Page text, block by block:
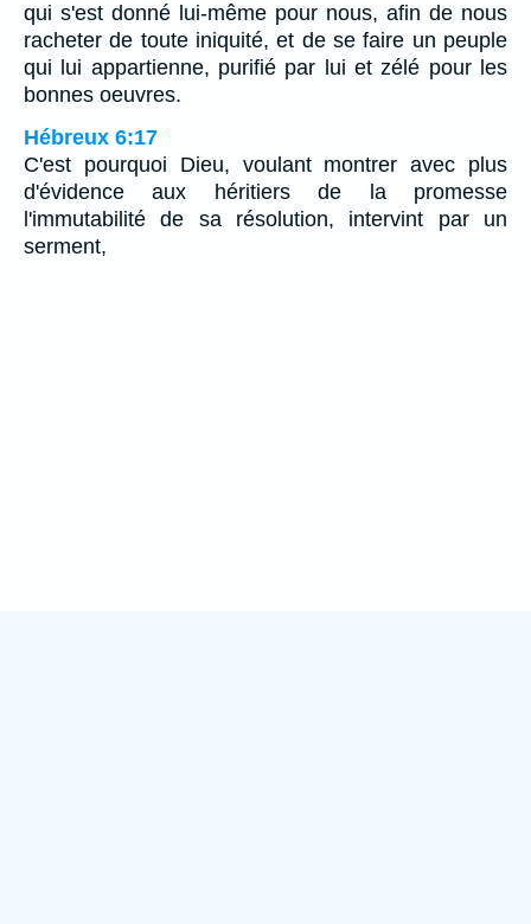
qui s'est donné lui-même pour nous, afin de nous
racheter de toute iniquité, et de se faire un peuple
qui lui appartienne, purifié par lui et zélé pour les
bonnes oeuvres.
Hébreux 6:17
C'est pourquoi Dieu, voulant montrer avec plus
d'évidence aux héritiers de la promesse
l'immutabilité de sa résolution, intervint par un
serment,